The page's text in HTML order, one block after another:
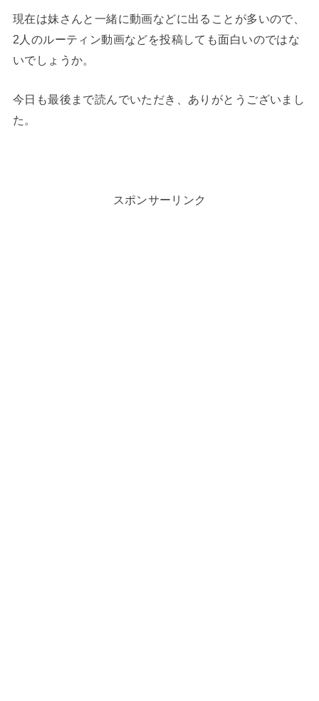
現在は妹さんと一緒に動画などに出ることが多いので、
2人のルーティン動画などを投稿しても面白いのではな
いでしょうか。
今日も最後まで読んでいただき、ありがとうございまし
た。
スポンサーリンク